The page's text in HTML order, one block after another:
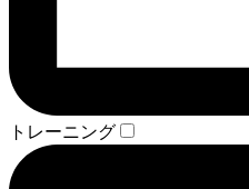
トレーニング